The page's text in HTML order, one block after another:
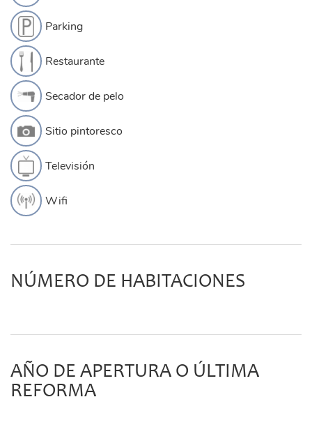
Parking
Restaurante
Secador de pelo
Sitio pintoresco
Televisión
Wifi
NÚMERO DE HABITACIONES
AÑO DE APERTURA O ÚLTIMA
REFORMA